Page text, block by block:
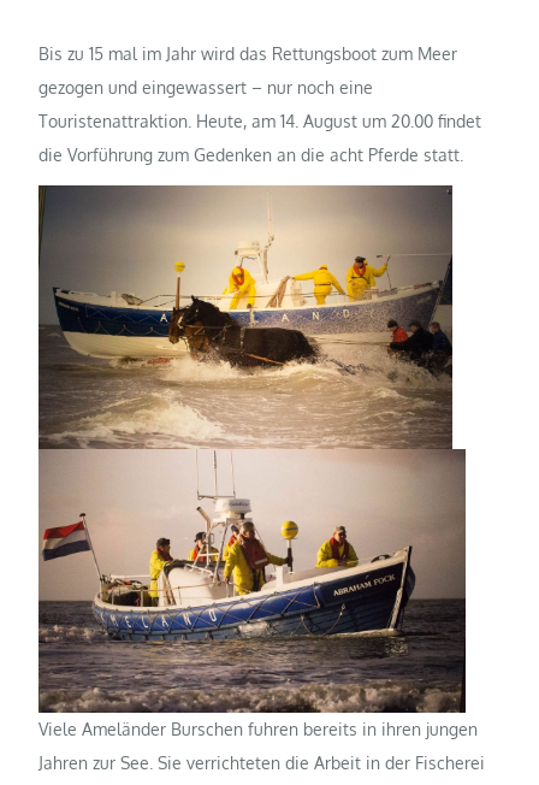
Bis zu 15 mal im Jahr wird das Rettungsboot zum Meer
gezogen und eingewassert – nur noch eine
Touristenattraktion. Heute, am 14. August um 20.00 findet
die Vorführung zum Gedenken an die acht Pferde statt.
Viele Ameländer Burschen fuhren bereits in ihren jungen
Jahren zur See. Sie verrichteten die Arbeit in der Fischerei